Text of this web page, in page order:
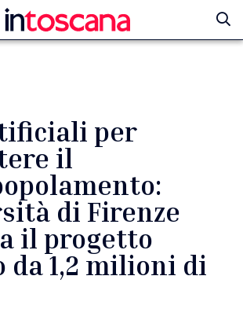
per
il
di Firenze
il progetto
da 1,2 milioni di